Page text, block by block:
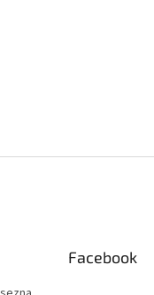
Facebook